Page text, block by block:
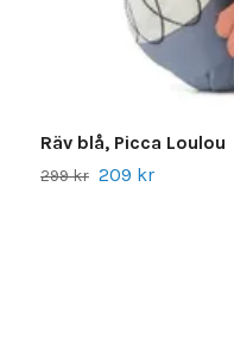
Räv blå, Picca Loulou
299 kr 209 kr